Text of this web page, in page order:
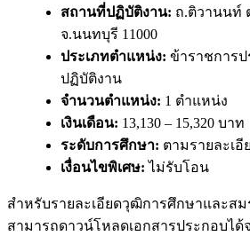
สถานที่ปฏิบัติงาน: ถ.ติวานนท์
จ.นนทบุรี 11000
ประเภทตำแหน่ง: ข้าราชการป
ปฏิบัติงาน
จำนวนตำแหน่ง: 1 ตำแหน่ง
เงินเดือน: 13,130 – 15,320 บาท
ระดับการศึกษา: ตามรายละเอี
เงื่อนไขพิเศษ: ไม่รับโอน
สำหรับรายละเอียดวุฒิการศึกษาและส
สามารถดาวน์โหลดเอกสารประกอบได้